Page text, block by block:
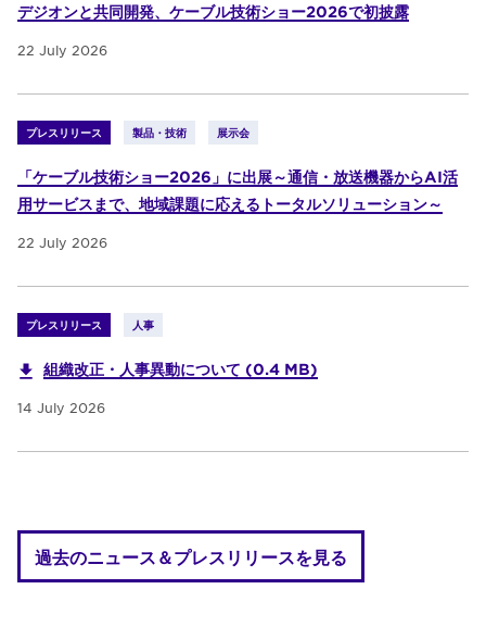
デジオンと共同開発、ケーブル技術ショー2026で初披露
22 July 2026
プレスリリース 製品・技術 展示会
「ケーブル技術ショー2026」に出展～通信・放送機器からAI活
用サービスまで、地域課題に応えるトータルソリューション～
22 July 2026
プレスリリース 人事
組織改正・人事異動について (0.4 MB)
14 July 2026
過去のニュース＆プレスリリースを見る